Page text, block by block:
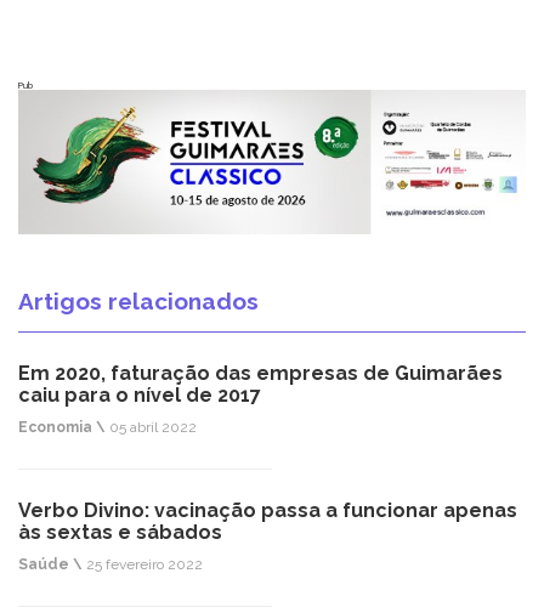
Pub
Artigos relacionados
Em 2020, faturação das empresas de Guimarães
caiu para o nível de 2017
Economia \ 05 abril 2022
Verbo Divino: vacinação passa a funcionar apenas
às sextas e sábados
Saúde \ 25 fevereiro 2022